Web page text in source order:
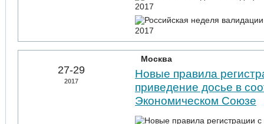
27-29
2017
Москва
Новые правила
приведение досье в
Экономическом Союзе